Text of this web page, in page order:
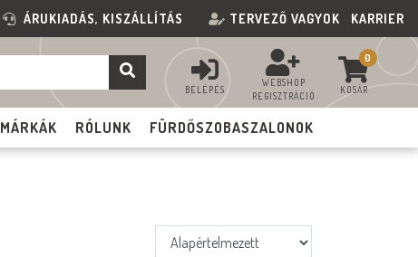
ÁRUKIADÁS, KISZÁLLÍTÁS TERVEZŐ VAGYOK KARRIER
BELÉPÉS
WEBSHOP
REGISZTRÁCIÓ
0
KOSÁR
MÁRKÁK RÓLUNK FÜRDŐSZOBASZALONOK